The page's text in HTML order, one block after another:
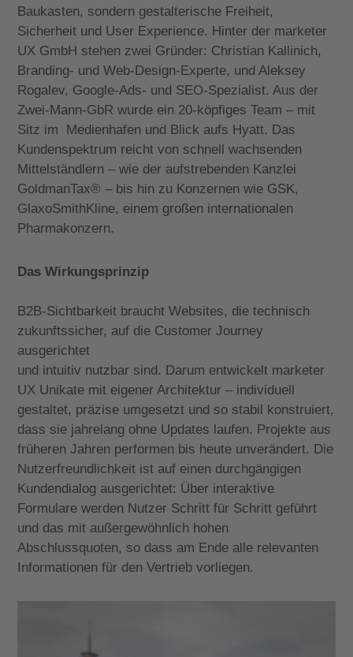
Baukasten, sondern gestalterische Freiheit,
Sicherheit und User Experience. Hinter der marketer
UX GmbH stehen zwei Gründer: Christian Kallinich,
Branding- und Web-Design-Experte, und Aleksey
Rogalev, Google-Ads- und SEO-Spezialist. Aus der
Zwei-Mann-GbR wurde ein 20-köpfiges Team – mit
Sitz im Medienhafen und Blick aufs Hyatt. Das
Kundenspektrum reicht von schnell wachsenden
Mittelständlern – wie der aufstrebenden Kanzlei
GoldmanTax®– bis hin zu Konzernen wie GSK,
GlaxoSmithKline, einem großen internationalen
Pharmakonzern.
Das Wirkungsprinzip
B2B-Sichtbarkeit braucht Websites, die technisch
zukunftssicher, auf die Customer Journey
ausgerichtet
und intuitiv nutzbar sind. Darum entwickelt marketer
UX Unikate mit eigener Architektur – individuell
gestaltet, präzise umgesetzt und so stabil konstruiert,
dass sie jahrelang ohne Updates laufen. Projekte aus
früheren Jahren performen bis heute unverändert. Die
Nutzerfreundlichkeit ist auf einen durchgängigen
Kundendialog ausgerichtet: Über interaktive
Formulare werden Nutzer Schritt für Schritt geführt
und das mit außergewöhnlich hohen
Abschlussquoten, so dass am Ende alle relevanten
Informationen für den Vertrieb vorliegen.